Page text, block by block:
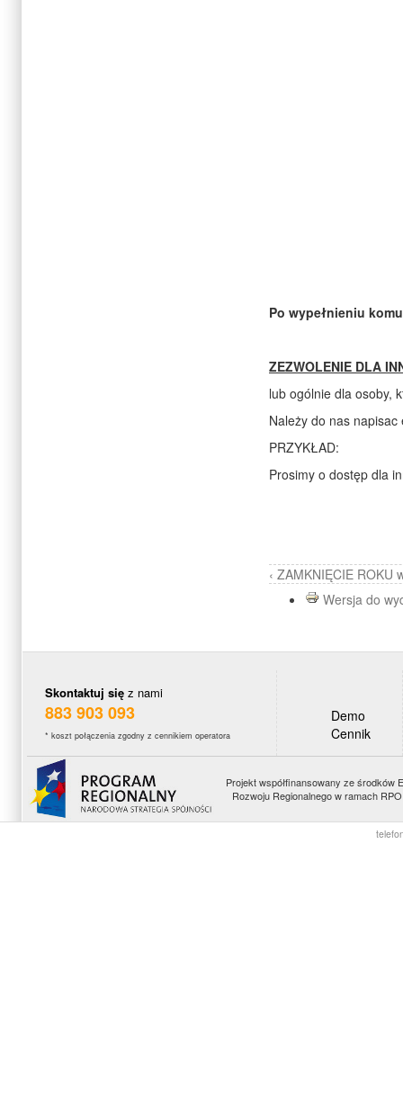
Po wypełnieniu
ZEZWOLENIE DLA
lub ogólnie dla osoby,
Należy do nas
PRZYKŁAD:
Prosimy o dostęp dla
‹ ZAMKNIĘCIE ROKU
Wersja do
Skontaktuj się z nami
883 903 093
* koszt połączenia zgodny z cennikiem operatora
Demo
Cennik
Projekt współfinansowany ze środków
Rozwoju Regionalnego w ramach